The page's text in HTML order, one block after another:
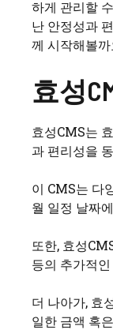
하게 관리할
난 안정성과
께 시작해볼
효성
효성CMS는
과 편리성을
이 CMS는 다
월 일정 날짜
또한, 효성
등의 추가적
더 나아가, 효
일한 금액 혹